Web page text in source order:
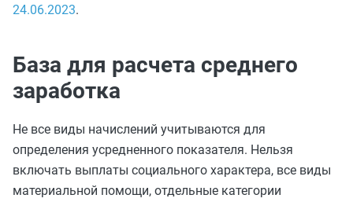
24.06.2023.
База для расчета среднего
заработка
Не все виды начислений учитываются для
определения усредненного показателя. Нельзя
включать выплаты социального характера, все виды
материальной помощи, отдельные категории